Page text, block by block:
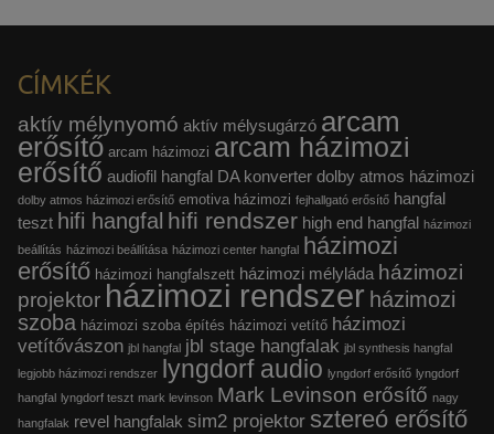
CÍMKÉK
aktív mélynyomó aktív mélysugárzó arcam
erősítő arcam házimozi arcam házimozi
erősítő audiofil hangfal DA konverter dolby atmos házimozi
dolby atmos házimozi erősítő emotiva házimozi fejhallgató erősítő hangfal
teszt hifi hangfal hifi rendszer high end hangfal házimozi
beállítás házimozi beállítása házimozi center hangfal házimozi
erősítő házimozi hangfalszett házimozi mélyláda házimozi
projektor házimozi rendszer házimozi
szoba házimozi szoba építés házimozi vetítő házimozi
vetítővászon jbl hangfal jbl stage hangfalak jbl synthesis hangfal
legjobb házimozi rendszer
lyngdorf audio lyngdorf erősítő lyngdorf
hangfal
lyngdorf teszt mark levinson Mark Levinson erősítő nagy
hangfalak revel hangfalak sim2 projektor sztereó erősítő